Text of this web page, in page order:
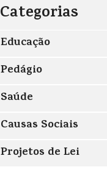
Categorias
Educação
Pedágio
Saúde
Causas Sociais
Projetos de Lei